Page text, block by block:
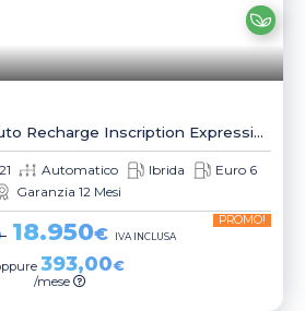
T5 Plug-In Hybrid Auto Recharge Inscription Expression Suv
Automatico Ibrida
Euro 6
Garanzia 12 Mesi
18.950€
PROMO!
IVA INCLUSA
393,00€
/mese